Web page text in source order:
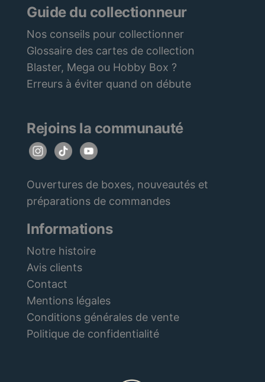
Guide du collectionneur
Nos conseils pour collectionner
Glossaire des cartes de collection
Blaster, Mega ou Hobby Box ?
Erreurs à éviter quand on débute
Rejoins la communauté
Ouvertures de boxes, nouveautés et
préparations de commandes
Informations
Notre histoire
Avis clients
Contact
Mentions légales
Conditions générales de vente
Politique de confidentialité